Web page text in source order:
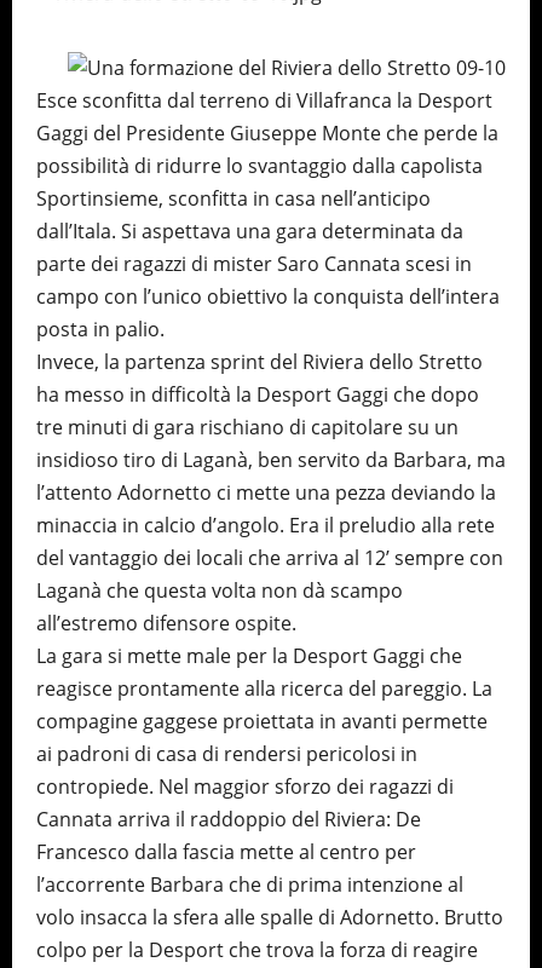
Esce sconfitta dal terreno di Villafranca la Desport
Gaggi del Presidente Giuseppe Monte che perde la
possibilità di ridurre lo svantaggio dalla capolista
Sportinsieme, sconfitta in casa nell’anticipo
dall’Itala. Si aspettava una gara determinata da
parte dei ragazzi di mister Saro Cannata scesi in
campo con l’unico obiettivo la conquista dell’intera
posta in palio.
Invece, la partenza sprint del Riviera dello Stretto
ha messo in difficoltà la Desport Gaggi che dopo
tre minuti di gara rischiano di capitolare su un
insidioso tiro di Laganà, ben servito da Barbara, ma
l’attento Adornetto ci mette una pezza deviando la
minaccia in calcio d’angolo. Era il preludio alla rete
del vantaggio dei locali che arriva al 12’ sempre con
Laganà che questa volta non dà scampo
all’estremo difensore ospite.
La gara si mette male per la Desport Gaggi che
reagisce prontamente alla ricerca del pareggio. La
compagine gaggese proiettata in avanti permette
ai padroni di casa di rendersi pericolosi in
contropiede. Nel maggior sforzo dei ragazzi di
Cannata arriva il raddoppio del Riviera: De
Francesco dalla fascia mette al centro per
l’accorrente Barbara che di prima intenzione al
volo insacca la sfera alle spalle di Adornetto. Brutto
colpo per la Desport che trova la forza di reagire